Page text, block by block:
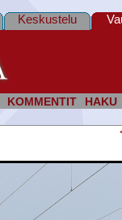
KOMMENTIT HAKU
Keskustelu